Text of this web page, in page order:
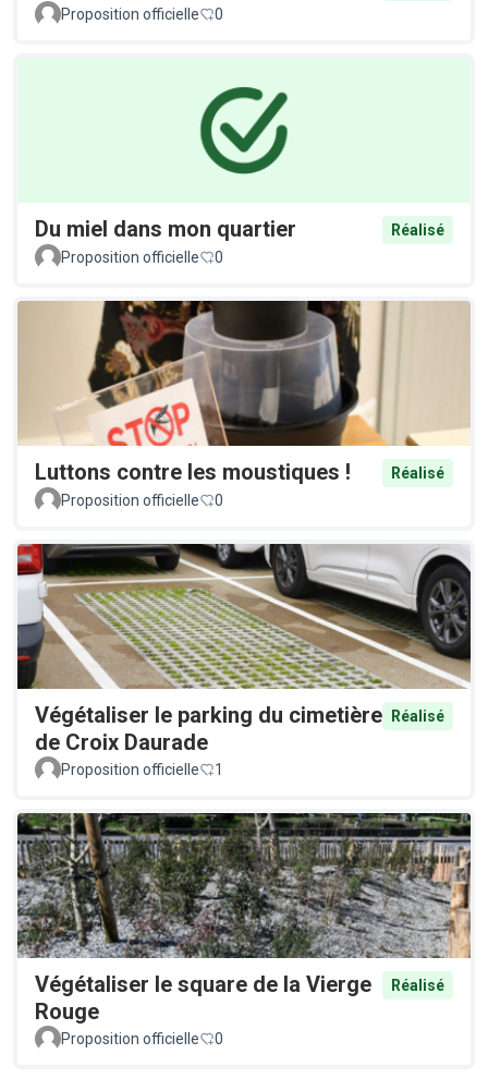
Proposition officielle
0
Du miel dans mon quartier
Réalisé
Proposition officielle
0
Luttons contre les moustiques !
Réalisé
Proposition officielle
0
Végétaliser le parking du cimetière
de Croix Daurade
Réalisé
Proposition officielle 1
Végétaliser le square de la Vierge
Rouge
Réalisé
Proposition officielle 0